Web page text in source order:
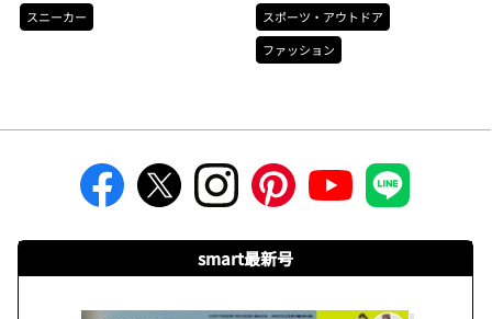
スニーカー
スポーツ・アウトドア
ファッション
smart最新号